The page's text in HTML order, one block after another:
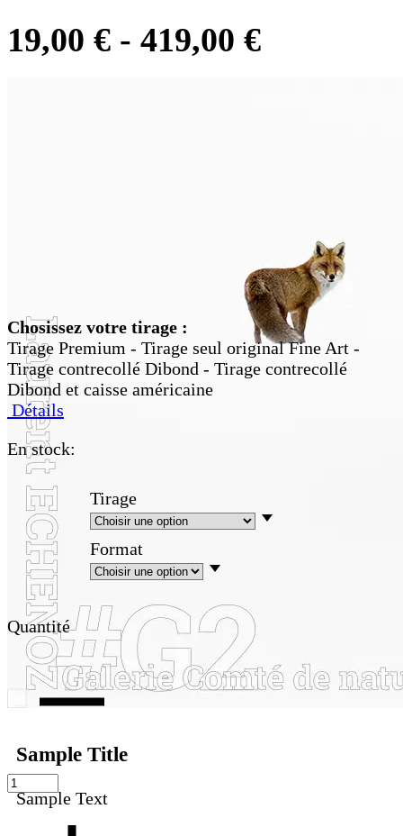
19,00 € - 419,00 €
Sample Title
Sample Text
Chosissez votre tirage :
Tirage Premium - Tirage seul original Fine Art -
Tirage contrecollé Dibond - Tirage contrecollé
Dibond et caisse américaine
Détails
En stock:
Tirage
Format
Quantité